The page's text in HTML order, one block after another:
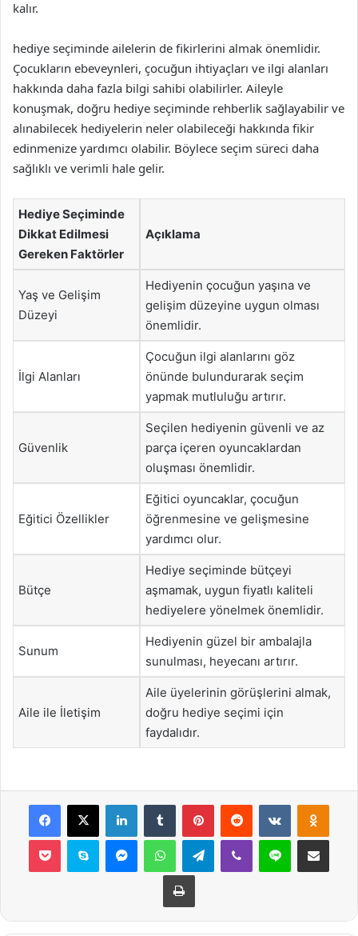
kalır.
hediye seçiminde ailelerin de fikirlerini almak önemlidir.
Çocukların ebeveynleri, çocuğun ihtiyaçları ve ilgi alanları
hakkında daha fazla bilgi sahibi olabilirler. Aileyle
konuşmak, doğru hediye seçiminde rehberlik sağlayabilir ve
alınabilecek hediyelerin neler olabileceği hakkında fikir
edinmenize yardımcı olabilir. Böylece seçim süreci daha
sağlıklı ve verimli hale gelir.
Hediye Seçiminde
Dikkat Edilmesi
Gereken Faktörler
Açıklama
Yaş ve Gelişim
Düzeyi
Hediyenin çocuğun yaşına ve
gelişim düzeyine uygun olması
önemlidir.
İlgi Alanları
Çocuğun ilgi alanlarını göz
önünde bulundurarak seçim
yapmak mutluluğu artırır.
Güvenlik
Seçilen hediyenin güvenli ve az
parça içeren oyuncaklardan
oluşması önemlidir.
Eğitici Özellikler
Eğitici oyuncaklar, çocuğun
öğrenmesine ve gelişmesine
yardımcı olur.
Bütçe
Hediye seçiminde bütçeyi
aşmamak, uygun fiyatlı kaliteli
hediyelere yönelmek önemlidir.
Sunum
Hediyenin güzel bir ambalajla
sunulması, heyecanı artırır.
Aile ile İletişim
Aile üyelerinin görüşlerini almak,
doğru hediye seçimi için
faydalıdır.
Facebook
X LinkedInTumblr PinterestReddit VKontakte
Pocket Skype MessengerWhatsAppTelegramViber Line E-Posta ile
Yazdır